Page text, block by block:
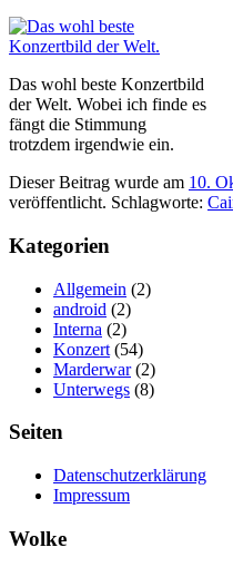
Das wohl beste Konzertbild
der Welt. Wobei ich finde es
fängt die Stimmung
trotzdem irgendwie ein.
Dieser Beitrag wurde am 10.
veröffentlicht. Schlagworte:
Kategorien
Allgemein (2)
android (2)
Interna (2)
Konzert (54)
Marderwar(2)
Unterwegs (8)
Seiten
Datenschutzerklärung
Impressum
Wolke